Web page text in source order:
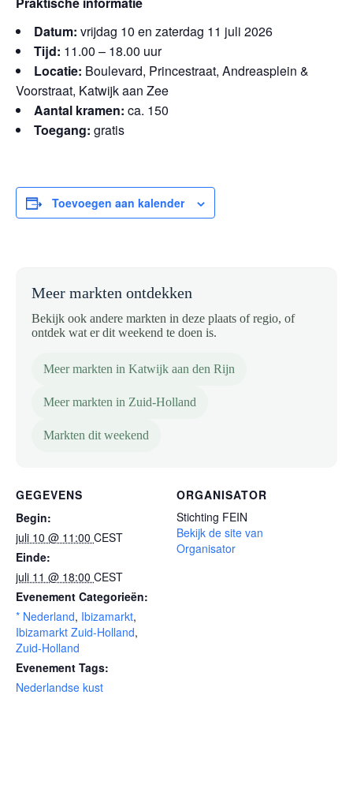
Datum: vrijdag 10 en zaterdag 11 juli 2026
Tijd: 11.00 – 18.00 uur
Locatie: Boulevard, Princestraat, Andreasplein &
Voorstraat, Katwijk aan Zee
Aantal kramen: ca. 150
Toegang: gratis
Toevoegen aan kalender
Meer markten ontdekken
Bekijk ook andere markten in deze plaats of regio, of
ontdek wat er dit weekend te doen is.
Meer markten in Katwijk aan den Rijn
Meer markten in Zuid-Holland
Markten dit weekend
GEGEVENS
Begin:
juli 10 @ 11:00 CEST
Einde:
juli 11 @ 18:00 CEST
Evenement Categorieën:
* Nederland, Ibizamarkt,
Ibizamarkt Zuid-Holland,
Zuid-Holland
Evenement Tags:
Nederlandse kust
ORGANISATOR
Stichting FEIN
Bekijk de site van
Organisator